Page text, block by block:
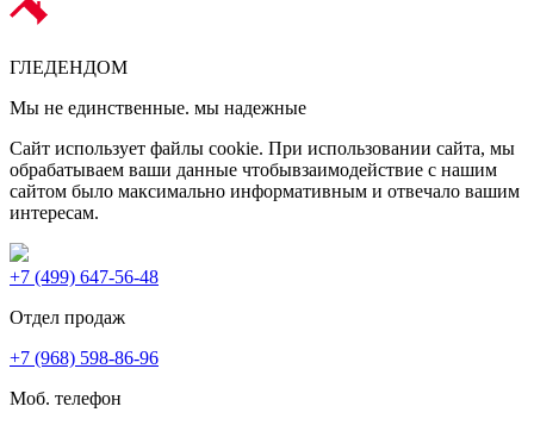
ГЛЕДЕНДОМ
Мы не единственные. мы надежные
Сайт использует файлы cookie. При использовании сайта, мы
обрабатываем ваши данные чтобывзаимодействие с нашим
сайтом было максимально информативным и отвечало вашим
интересам.
+7 (499) 647-56-48
Отдел продаж
+7 (968) 598-86-96
Моб. телефон